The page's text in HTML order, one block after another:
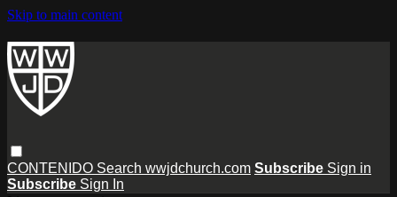
Skip to main content
CONTENIDO Search wwjdchurch.com Subscribe Sign in
Subscribe Sign In